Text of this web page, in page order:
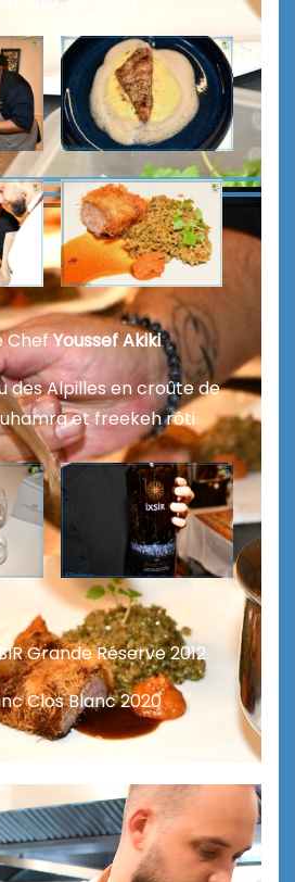
ChefYoussef Akiki
des Alpilles en croûte de
et freekeh rôti
Grande Réserve 2012
Clos Blanc 2020